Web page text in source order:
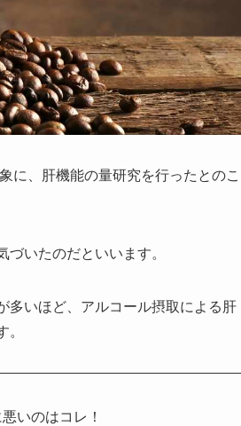
に、肝機能の量研究を行ったとのこ
いたのだといいます。
多いほど、アルコール摂取による肝
いのはコレ！